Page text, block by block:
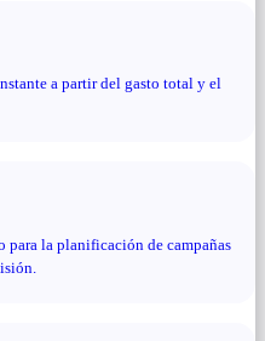
a partir del gasto total y el
para la planificación de campañas